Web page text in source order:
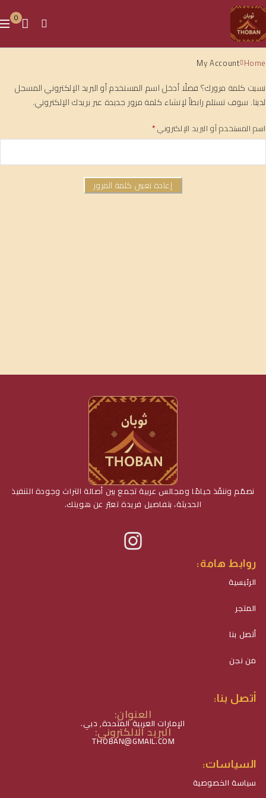
0
Home
My Account
نسيت كلمة مرورك؟ فضلًا أدخل اسم المستخدم أو البريد الإلكتروني المسجل
لدينا. سوف تستلم رابطاً لإنشاء كلمة مرور جديدة عبر بريدك الإلكتروني.
اسم المستخدم أو البريد الإلكتروني*
إعادة تعيين كلمة المرور
نصمّم وننفّذ خيامًا ومجالس عربية تجمع بين أصالة التراث وجودة التنفيذ
الحديثة، بتفاصيل فريدة تعبّر عن هويتك.
أتصل بنا:
العنوان:
الإمارات العربية المتحدة, دبي.
البريد الالكتروني:
THOBAN@GMAIL.COM
روابط هامة:
الرئيسية
المتجر
أتصل بنا
من نجن
السياسات:
سياسة الخصوصية